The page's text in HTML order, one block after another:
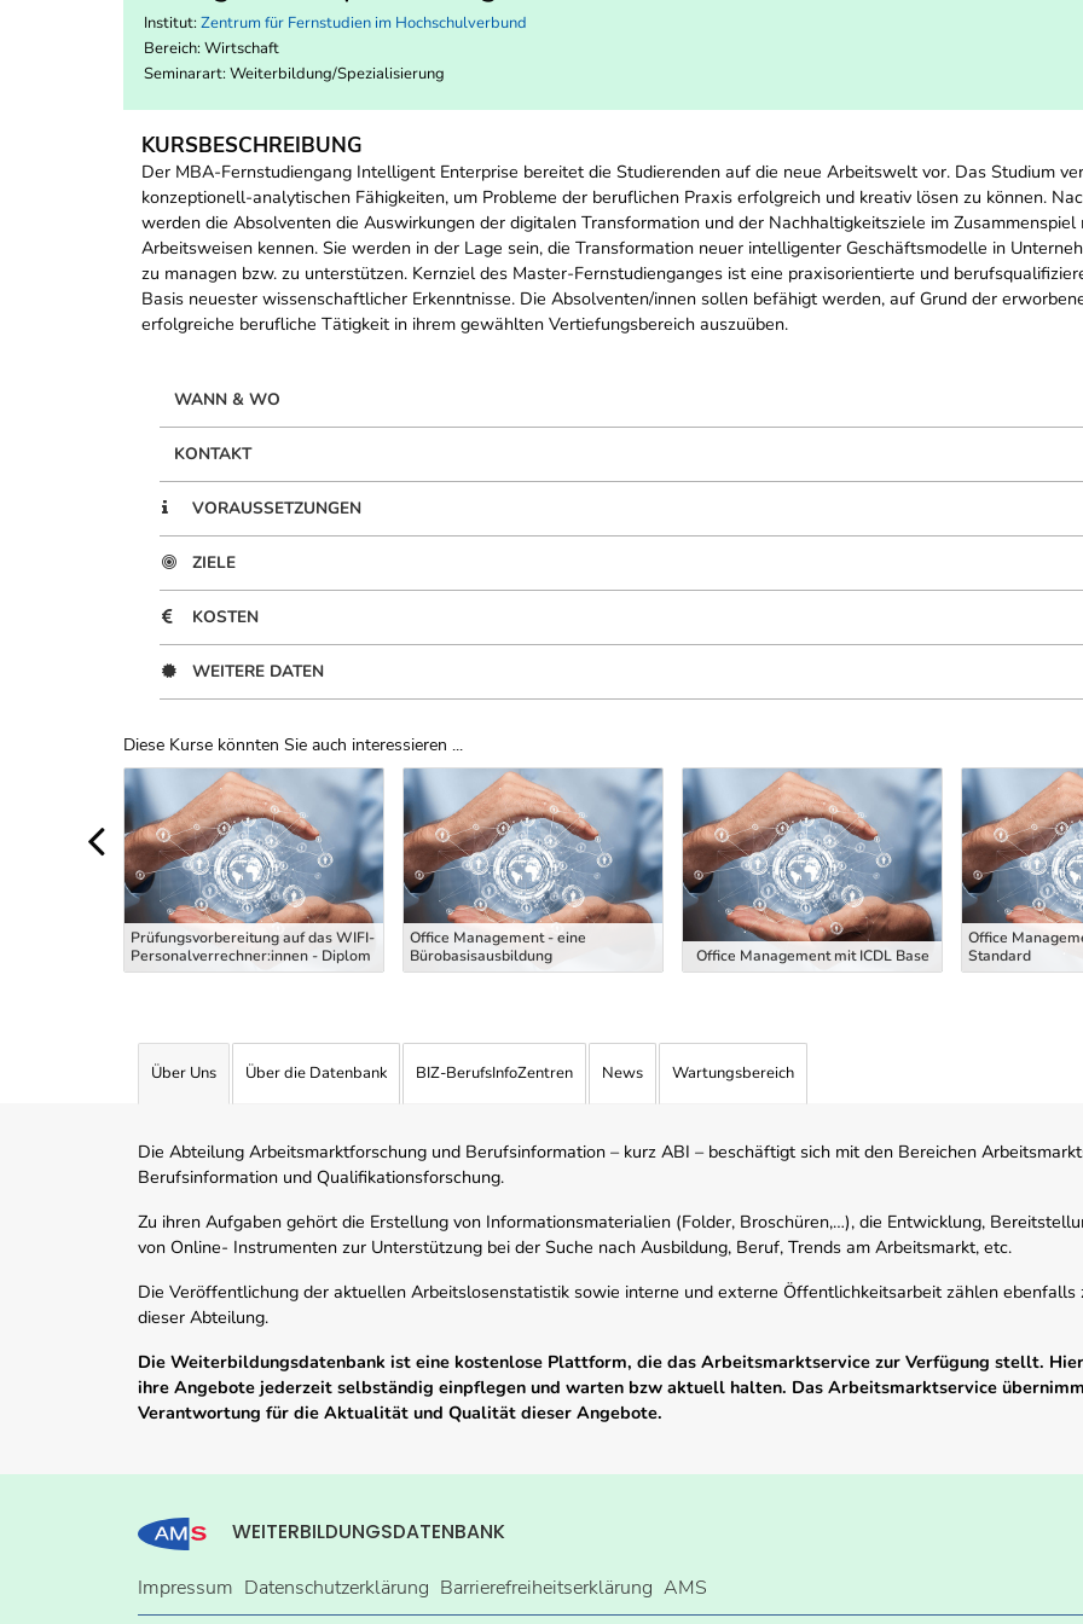
Institut: Zentrum für Fernstudien im Hochschulverbund
Bereich: Wirtschaft
Seminarart: Weiterbildung/Spezialisierung
KURSBESCHREIBUNG
Der MBA-Fernstudiengang Intelligent Enterprise bereitet die Studierenden auf die neue Arbeitswelt vor. Das Studium
konzeptionell-analytischen Fähigkeiten, um Probleme der beruflichen Praxis erfolgreich und kreativ lösen zu können.
werden die Absolventen die Auswirkungen der digitalen Transformation und der Nachhaltigkeitsziele im
Arbeitsweisen kennen. Sie werden in der Lage sein, die Transformation neuer intelligenter Geschäftsmodelle in
zu managen bzw. zu unterstützen. Kernziel des Master-Fernstudienganges ist eine praxisorientierte und
Basis neuester wissenschaftlicher Erkenntnisse. Die Absolventen/innen sollen befähigt werden, auf Grund der
erfolgreiche berufliche Tätigkeit in ihrem gewählten Vertiefungsbereich auszuüben.
WANN & WO
KONTAKT
VORAUSSETZUNGEN
ZIELE
KOSTEN
WEITERE DATEN
Diese Kurse könnten Sie auch interessieren ...
Uber Weiterbildungsvorschläge
Prüfungsvorbereitung auf das WIFI-
Personalverrechner:innen - Diplom
Office Management - eine
Bürobasisausbildung
Office Management mit ICDL Base
Office
Standard
Über Uns Über die Datenbank BIZ-BerufsInfoZentren News Wartungsbereich
Die Abteilung Arbeitsmarktforschung und Berufsinformation – kurz ABI – beschäftigt sich mit den Bereichen
Berufsinformation und Qualifikationsforschung.
Zu ihren Aufgaben gehört die Erstellung von Informationsmaterialien (Folder, Broschüren,…), die Entwicklung,
von Online- Instrumenten zur Unterstützung bei der Suche nach Ausbildung, Beruf, Trends am Arbeitsmarkt, etc.
Die Veröffentlichung der aktuellen Arbeitslosenstatistik sowie interne und externe Öffentlichkeitsarbeit zählen ebenfalls
dieser Abteilung.
Die Weiterbildungsdatenbank ist eine kostenlose Plattform, die das Arbeitsmarktservice zur Verfügung stellt.
ihre Angebote jederzeit selbständig einpflegen und warten bzw aktuell halten. Das Arbeitsmarktservice
Verantwortung für die Aktualität und Qualität dieser Angebote.
WEITERBILDUNGSDATENBANK
Impressum Datenschutzerklärung Barrierefreiheitserklärung AMS